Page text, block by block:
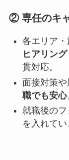
② 専任のキ
各エリア・
ヒアリン
貫対応。
面接対策や
職でも安心
就職後の
を入れてい